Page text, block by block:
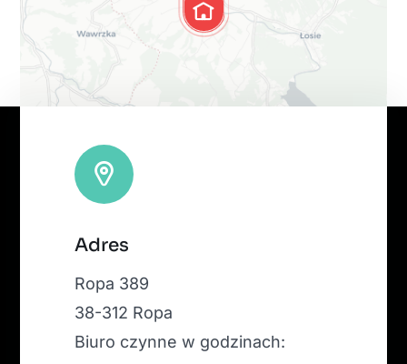
|Map tiles by
OpenStreetMap, under ODbL.
Adres
Ropa 389
38-312 Ropa
Biuro czynne w godzinach: